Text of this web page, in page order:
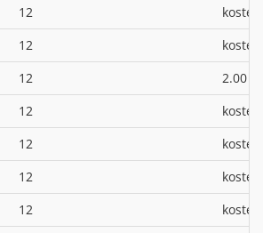
12
12
12 2.00 €
12
12
12
12